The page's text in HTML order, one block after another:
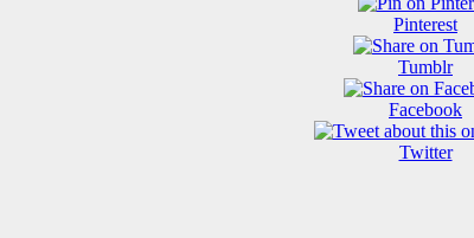
Pinterest
Tumblr
Facebook
Twitter